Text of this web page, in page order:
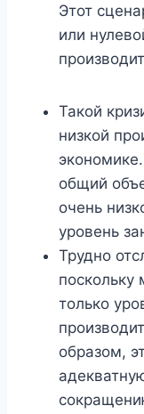
Этот
или
Такой
низкой
общий
очень
уровень
Трудно
поскольку
только
образом,